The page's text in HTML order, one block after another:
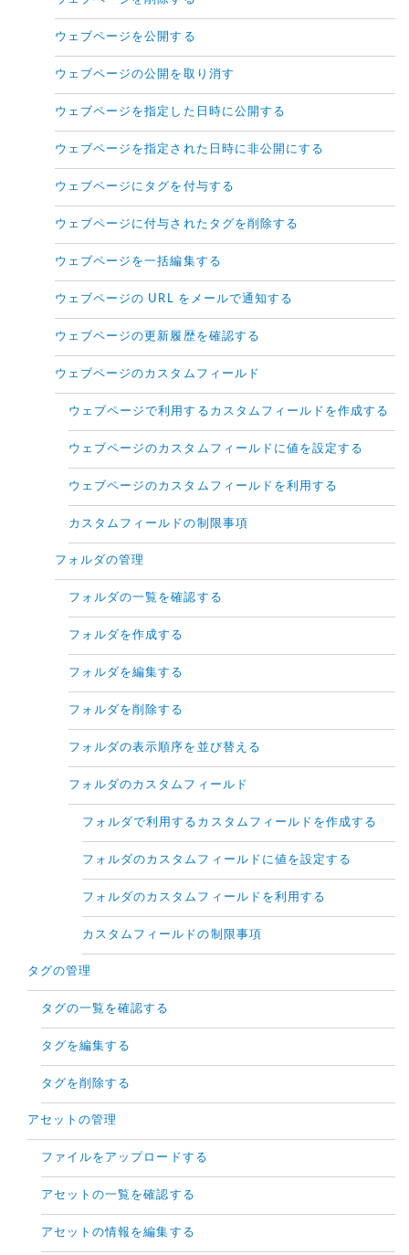
ウェブページを公開する
ウェブページの公開を取り消す
ウェブページを指定した日時に公開する
ウェブページを指定された日時に非公開にする
ウェブページにタグを付与する
ウェブページに付与されたタグを削除する
ウェブページを一括編集する
ウェブページの URL をメールで通知する
ウェブページの更新履歴を確認する
ウェブページのカスタムフィールド
ウェブページで利用するカスタムフィールドを作成する
ウェブページのカスタムフィールドに値を設定する
ウェブページのカスタムフィールドを利用する
カスタムフィールドの制限事項
フォルダの管理
フォルダの一覧を確認する
フォルダを作成する
フォルダを編集する
フォルダを削除する
フォルダの表示順序を並び替える
フォルダのカスタムフィールド
フォルダで利用するカスタムフィールドを作成する
フォルダのカスタムフィールドに値を設定する
フォルダのカスタムフィールドを利用する
カスタムフィールドの制限事項
タグの管理
タグの一覧を確認する
タグを編集する
タグを削除する
アセットの管理
ファイルをアップロードする
アセットの一覧を確認する
アセットの情報を編集する